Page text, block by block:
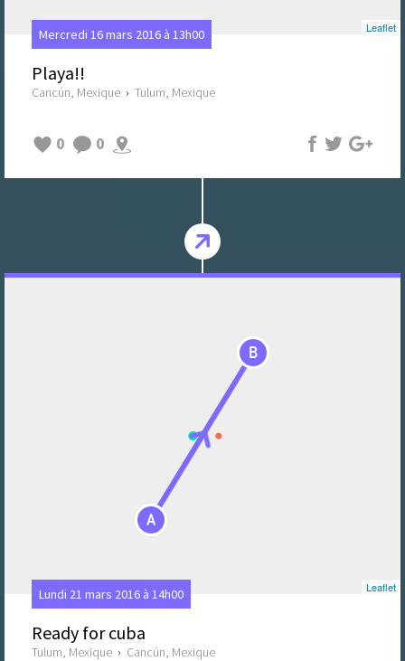
Leaflet
Mercredi 16 mars 2016 à 13h00
Playa!!
Cancún, Mexique › Tulum, Mexique
0 0
A
B
Leaflet
Lundi 21 mars 2016 à 14h00
Ready for cuba
Tulum, Mexique › Cancún, Mexique